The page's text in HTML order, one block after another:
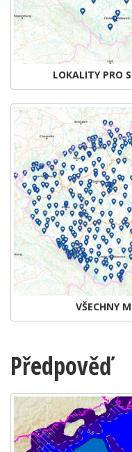
LOKALITY PRO
VŠECHNY
Předpověď